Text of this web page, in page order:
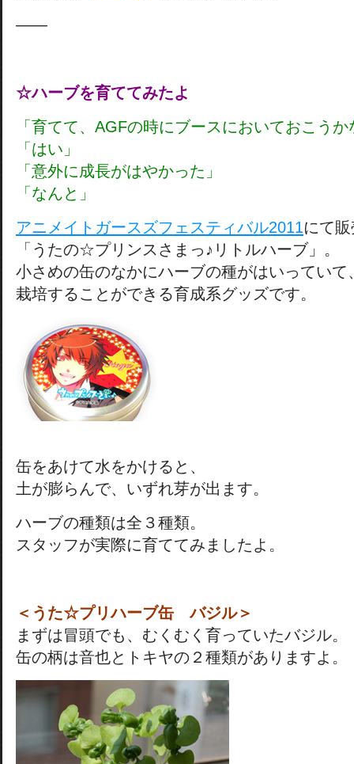
——
☆ハーブを育ててみたよ
「育てて、AGFの時にブースにおいておこう
「はい」
「意外に成長がはやかった」
「なんと」
アニメイトガースズフェスティバル2011にて
「うたの☆プリンスさまっ♪リトルハーブ」。
小さめの缶のなかにハーブの種がはいっていて
栽培することができる育成系グッズです。
缶をあけて水をかけると、
土が膨らんで、いずれ芽が出ます。
ハーブの種類は全３種類。
スタッフが実際に育ててみましたよ。
＜うた☆プリハーブ缶 バジル＞
まずは冒頭でも、むくむく育っていたバジル。
缶の柄は音也とトキヤの２種類がありますよ。